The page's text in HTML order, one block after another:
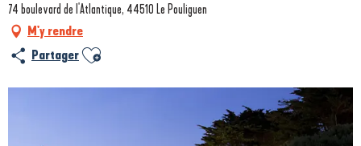
74 boulevard de l'Atlantique, 44510 Le Pouliguen
M'y rendre
Partager Ajouter aux favoris